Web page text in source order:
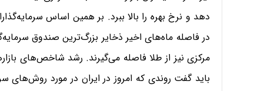
دهد و نرخ بهره را بالا ببرد. بر همین اساس
در فاصله ماه‌های اخیر ذخایر بزرگ‌ترین صندوق
مرکزی نیز از طلا فاصله می‌گیرند. رشد شاخص‌های
باید گفت روندی که امروز در ایران در مورد